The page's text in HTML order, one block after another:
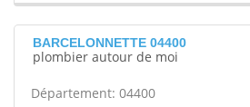
BARCELONNETTE 04400
plombier autour de moi
Département: 04400